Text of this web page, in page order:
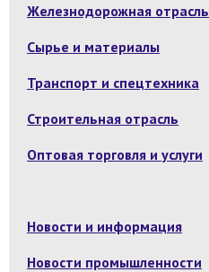
Железнодорожная отрасль
Сырье и материалы
Транспорт и спецтехника
Строительная отрасль
Оптовая торговля и услуги
Новости и информация
Новости промышленности